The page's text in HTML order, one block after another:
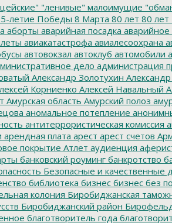
"ленивые" малоимущие
летие Победы 8 Марта 80 лет 80
аборты аварийная посадка
авиакатастрофа авиалесоохрана
автовокзал автоклуб автомобили
дело администрация
Александр Золотухин
Корниенко Алексей Навальный
Амурская область Амурский полоз
аномальное потепление
антитеррористическая комиссия
арендная плата арест арест счетов
покрытие Атлет аудиенция
банковский роуминг банкротство
Безопасные и качественные
библиотека бизнес бизнес без
колония Биробиджанская
Биробиджанский район
благотворитель года